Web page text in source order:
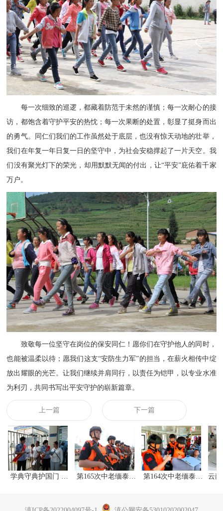
每一次细致的巡逻，都藏着防范于未然的谨慎；每一次耐心的接
访，都饱含着守护平安的热忱；每一次果断的处置，彰显了挺身而出
的勇气。同仁们我们的工作虽然处于底层，也没有惊天动地的壮举，
我们在年复一年日复一日的坚守中，为社会安稳撑起了一片天空。我
们没有聚光灯下的荣光，却用默默无闻的付出，让“平安”庇佑着千家
万户。
致敬每一位坚守在岗位的保安同仁！愿你们在守护他人的同时，
也能被温柔以待；愿我们这支“安防生力军”的担当，在薪火相传中绽
放出耀眼的光芒。让我们继续并肩同行，以责任为铠甲，以专业水准
为利刃，共同书写出平安守护的崭新篇章。
上一篇 下一篇
学典守典护国门 … 第165次中老缅泰… 第164次中老缅泰… 云